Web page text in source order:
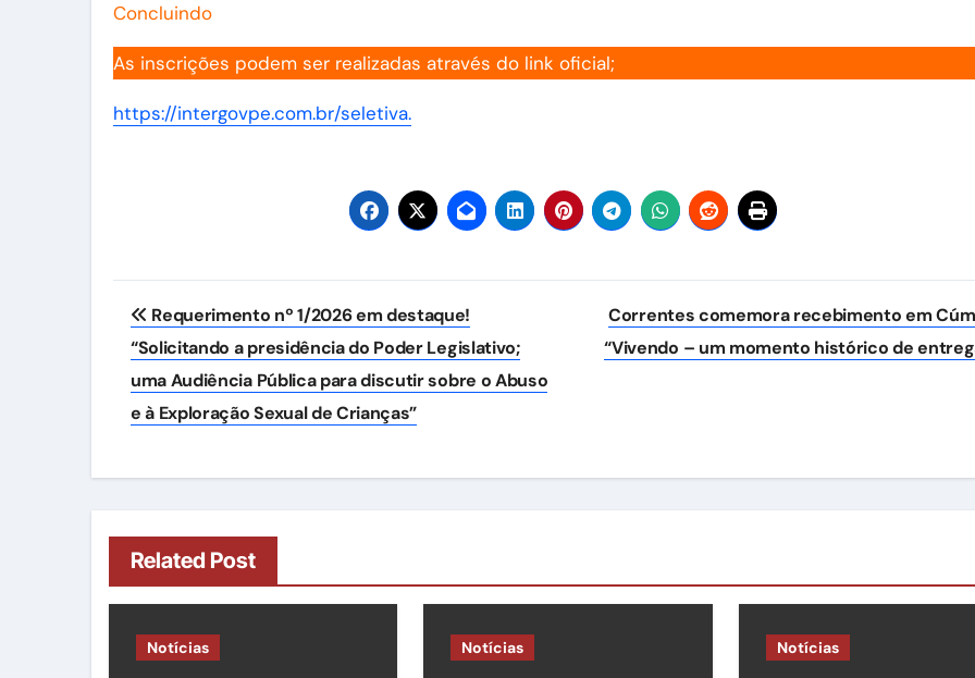
Concluindo
As inscrições podem ser realizadas através do link oficial;
https://intergovpe.com.br/seletiva.
Navegação
de
Post
Requerimento nº 1/2026 em destaque!
“Solicitando a presidência do Poder Legislativo;
uma Audiência Pública para discutir sobre o Abuso
e à Exploração Sexual de Crianças”
Correntes comemora recebimento em
“Vivendo – um momento histórico de
Related Post
Notícias Notícias Notícias